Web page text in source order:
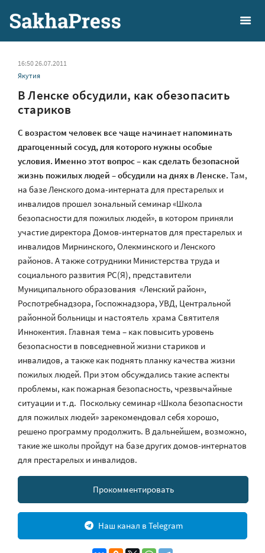
16:50 26.07.2011
Якутия
В Ленске обсудили, как обезопасить
стариков
С возрастом человек все чаще начинает напоминать
драгоценный сосуд, для которого нужны особые
условия. Именно этот вопрос – как сделать безопасной
жизнь пожилых людей – обсудили на днях в Ленске. Там,
на базе Ленского дома-интерната для престарелых и
инвалидов прошел зональный семинар «Школа
безопасности для пожилых людей», в котором приняли
участие директора Домов-интернатов для престарелых и
инвалидов Мирнинского, Олекминского и Ленского
районов. А также сотрудники Министерства труда и
социального развития РС(Я), представители
Муниципального образования «Ленский район»,
Роспотребнадзора, Госпожнадзора, УВД, Центральной
районной больницы и настоятель храма Святителя
Иннокентия. Главная тема – как повысить уровень
безопасности в повседневной жизни стариков и
инвалидов, а также как поднять планку качества жизни
пожилых людей. При этом обсуждались такие аспекты
проблемы, как пожарная безопасность, чрезвычайные
ситуации и т.д. Поскольку семинар «Школа безопасности
для пожилых людей» зарекомендовал себя хорошо,
решено программу продолжить. В дальнейшем, возможно,
такие же школы пройдут на базе других домов-интернатов
для престарелых и инвалидов.
Прокомментировать
Наш канал в Telegram